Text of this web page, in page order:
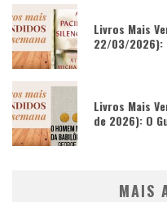
Livros Mais
22/03/2026):
Livros Mais
de 2026): O
MAIS